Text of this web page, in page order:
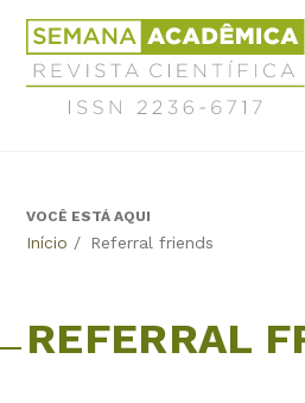
Jump
navigation
Revista
Científica
Semana
Acadêmica
6717
BackVOCÊ ESTÁ AQUI
Início / Referral friends
REFERRAL